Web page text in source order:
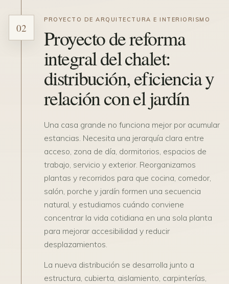
02
PROYECTO DE ARQUITECTURA E INTERIORISMO
Proyecto de reforma
integral del chalet:
distribución, eficiencia y
relación con el jardín
Una casa grande no funciona mejor por acumular
estancias. Necesita una jerarquía clara entre
acceso, zona de día, dormitorios, espacios de
trabajo, servicio y exterior. Reorganizamos
plantas y recorridos para que cocina, comedor,
salón, porche y jardín formen una secuencia
natural, y estudiamos cuándo conviene
concentrar la vida cotidiana en una sola planta
para mejorar accesibilidad y reducir
desplazamientos.
La nueva distribución se desarrolla junto a
estructura, cubierta, aislamiento, carpinterías,